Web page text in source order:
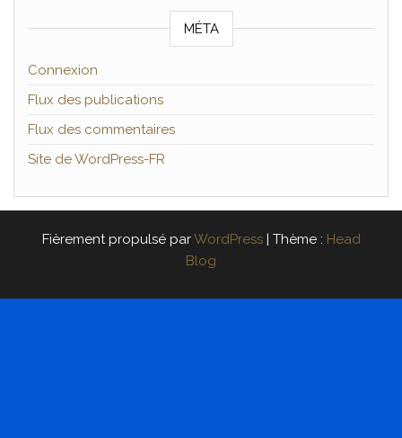
MÉTA
Connexion
Flux des publications
Flux des commentaires
Site de WordPress-FR
Fièrement propulsé parWordPress | Thème : Head
Blog